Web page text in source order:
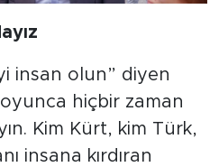
insan olun” diyen
hiçbir zaman
Kim Kürt, kim Türk,
insana kırdıran